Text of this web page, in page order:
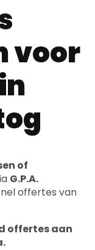
voor
of
G.P.A.
offertes van
offertes aan